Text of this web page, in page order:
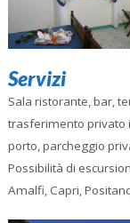
Servizi
Sala ristorante, bar,
trasferimento privato
porto, parcheggio
Possibilità di
Amalfi, Capri,